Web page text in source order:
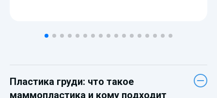
Пластика груди: что такое
маммопластика и кому подходит